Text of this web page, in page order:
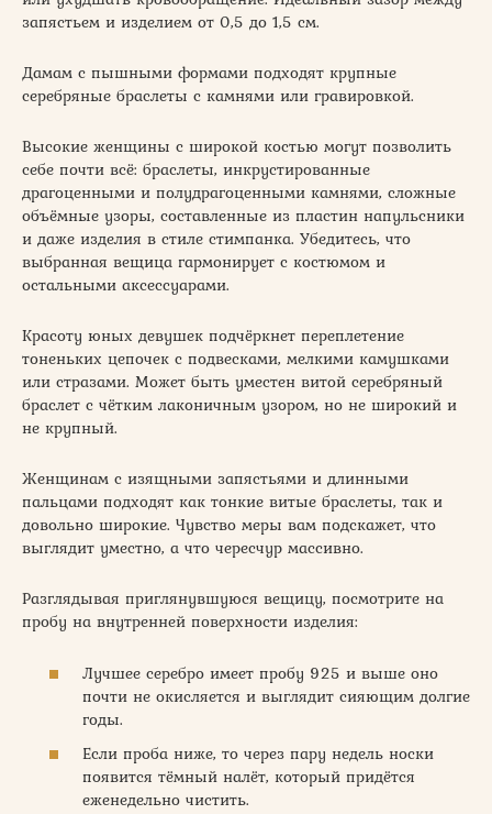
запястьем и изделием от 0,5 до 1,5 см.
Дамам с пышными формами подходят крупные
серебряные браслеты с камнями или гравировкой.
Высокие женщины с широкой костью могут позволить
себе почти всё: браслеты, инкрустированные
драгоценными и полудрагоценными камнями, сложные
объёмные узоры, составленные из пластин напульсники
и даже изделия в стиле стимпанка. Убедитесь, что
выбранная вещица гармонирует с костюмом и
остальными аксессуарами.
Красоту юных девушек подчёркнет переплетение
тоненьких цепочек с подвесками, мелкими камушками
или стразами. Может быть уместен витой серебряный
браслет с чётким лаконичным узором, но не широкий и
не крупный.
Женщинам с изящными запястьями и длинными
пальцами подходят как тонкие витые браслеты, так и
довольно широкие. Чувство меры вам подскажет, что
выглядит уместно, а что чересчур массивно.
Разглядывая приглянувшуюся вещицу, посмотрите на
пробу на внутренней поверхности изделия:
Лучшее серебро имеет пробу 925 и выше оно
почти не окисляется и выглядит сияющим долгие
годы.
Если проба ниже, то через пару недель носки
появится тёмный налёт, который придётся
еженедельно чистить.